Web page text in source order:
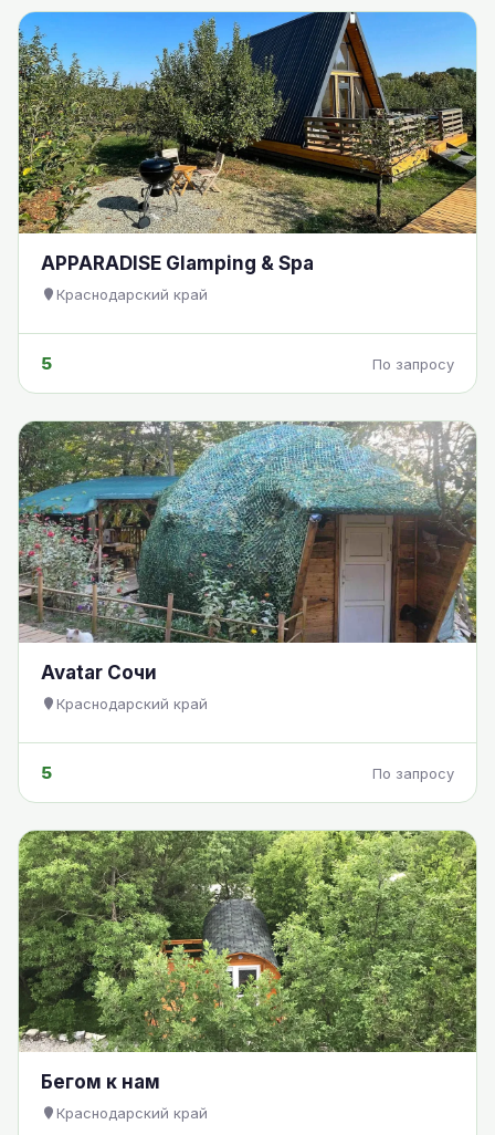
APPARADISE Glamping & Spa
Краснодарский край
5 По запросу
Avatar Сочи
Краснодарский край
5 По запросу
Бегом к нам
Краснодарский край